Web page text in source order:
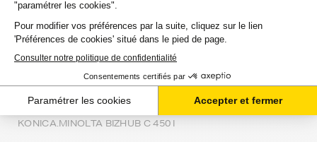
KONICA.MINOLTA BIZHUB C 3850 FS
KONICA.MINOLTA BIZHUB C 3851
KONICA.MINOLTA BIZHUB C 3851 FS
KONICA.MINOLTA BIZHUB C 3858
KONICA.MINOLTA BIZHUB C 450
KONICA.MINOLTA BIZHUB C 450 I